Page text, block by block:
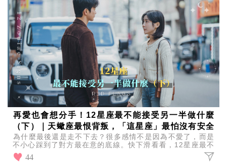
再愛也會想分手！12星座最不能接受另一半做什麼
（下）｜天蠍座最恨背叛，「這星座」最怕沒有安全
感！
為什麼最後還是走不下去？很多感情不是因為不愛了，而是
不小心踩到了對方最在意的底線。快下滑看看，12星座最不
能接受另一半做什麼，也提醒自己別一不小心就踩雷！
44